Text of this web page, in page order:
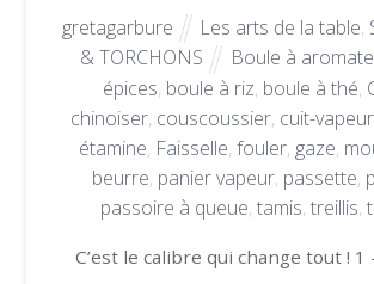
gretagarbure Les arts de la table,
& TORCHONS
Boule à
épices, boule à riz, boule à thé,
chinoiser, couscoussier, cuit-vapeur
étamine, Faisselle, fouler, gaze,
beurre, panier vapeur, passette,
passoire à queue,tamis,treillis,
C’est le calibre qui change tout ! 1